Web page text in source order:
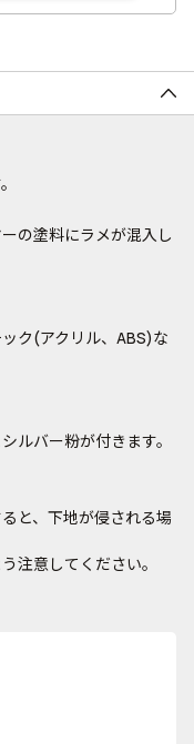
の塗料にラメが混入し
ク(アクリル、ABS)な
ルバー粉が付きます。
と、下地が侵される場
注意してください。